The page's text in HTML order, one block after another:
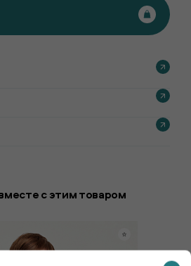
с этим товаром